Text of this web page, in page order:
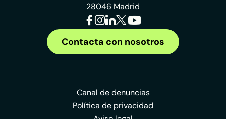
28046 Madrid
Contacta con nosotros
Canal de denuncias
Política de privacidad